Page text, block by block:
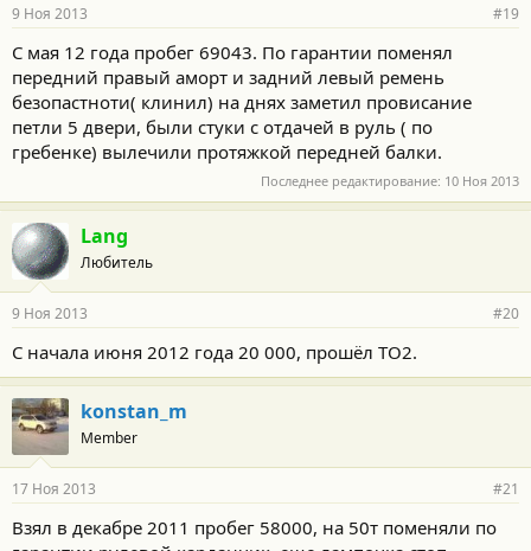
9 Ноя 2013 #19
С мая 12 года пробег 69043. По гарантии поменял
передний правый аморт и задний левый ремень
безопастноти( клинил) на днях заметил провисание
петли 5 двери, были стуки с отдачей в руль ( по
гребенке) вылечили протяжкой передней балки.
Последнее редактирование: 10 Ноя 2013
Lang
Любитель
9 Ноя 2013 #20
С начала июня 2012 года 20 000, прошёл ТО2.
konstan_m
Member
17 Ноя 2013 #21
Взял в декабре 2011 пробег 58000, на 50т поменяли по